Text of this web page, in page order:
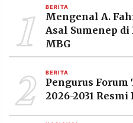
1 BERITA
Mengenal A.
Asal Sumenep
MBG
2 BERITA
Pengurus Forum
2026-2031